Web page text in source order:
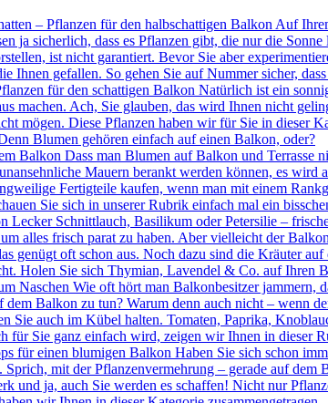
– Pflanzen für den halbschattigen Balkon Auf
ja sicherlich, dass es Pflanzen gibt, die nur die
ist nicht garantiert. Bevor Sie aber
Ihnen gefallen. So gehen Sie auf Nummer sicher,
für den schattigen Balkon Natürlich ist ein
machen. Ach, Sie glauben, das wird Ihnen nicht
mögen. Diese Pflanzen haben wir für Sie in dieser
Blumen gehören einfach auf einen Balkon, oder?
Balkon Dass man Blumen auf Balkon und
Mauern berankt werden können, es
Fertigteile kaufen, wenn man mit einem
Sie sich in unserer Rubrik einfach mal ein
Schnittlauch, Basilikum oder Petersilie –
alles frisch parat zu haben. Aber vielleicht der
genügt oft schon aus. Noch dazu sind die Kräuter
Holen Sie sich Thymian, Lavendel & Co. auf Ihren
Naschen Wie oft hört man Balkonbesitzer jammern,
dem Balkon zu tun? Warum denn auch nicht – wenn
Sie auch im Kübel halten. Tomaten, Paprika,
für Sie ganz einfach wird, zeigen wir Ihnen in
für einen blumigen Balkon Haben Sie sich schon
mit der Pflanzenvermehrung – gerade auf
und ja, auch Sie werden es schaffen! Nicht nur